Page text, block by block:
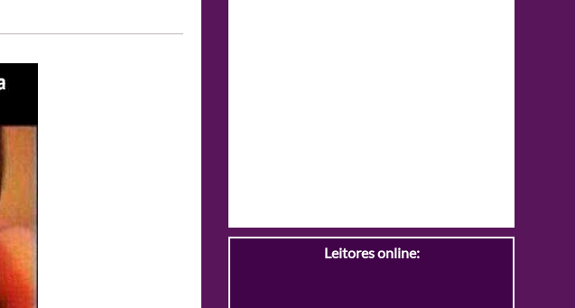
Leitores online: